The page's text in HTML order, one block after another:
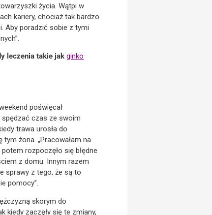
życia. Wątpi w
kariery, chociaż tak bardzo
Aby poradzić sobie z tymi
leczenia takie jak ginko
poświęcał
spędzać czas ze swoim
trawa urosła do
żona. „Pracowałam na
rozpoczęło się błędne
z domu. Innym razem
sprawy z tego, że są to
pomocy”.
skorym do
kiedy zaczęły się te zmiany,